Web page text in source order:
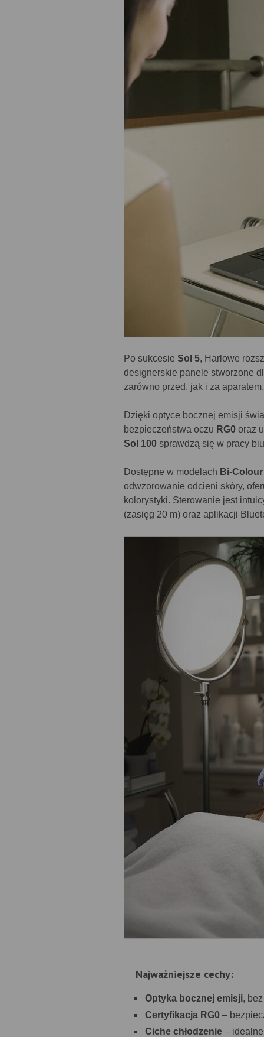
Po sukcesie Sol 5, Harlowe
designerskie panele stworzone
zarówno przed, jak i za aparatem.
Dzięki optyce bocznej emisji
bezpieczeństwa oczu RG0 oraz
Sol 100 sprawdzą się w pracy
Dostępne w modelach Bi-Colour
odwzorowanie odcieni skóry,
kolorystyki. Sterowanie jest
(zasięg 20 m) oraz aplikacji
Najważniejsze cechy:
Optyka bocznej emisji,
Certyfikacja RG0 –
Ciche chłodzenie –